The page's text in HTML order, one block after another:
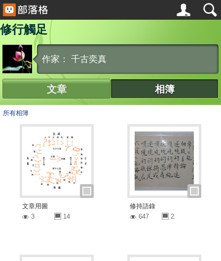
修行觸足
作家： 千古奕真
文章 相簿
所有相簿
文章用圖
3
14
修持語錄
647
2